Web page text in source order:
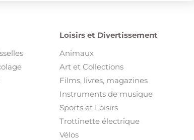
Loisirs et Divertissement
Animaux
Art et Collections
Films, livres, magazines
Instruments de musique
Sports et Loisirs
Trottinette électrique
Vélos